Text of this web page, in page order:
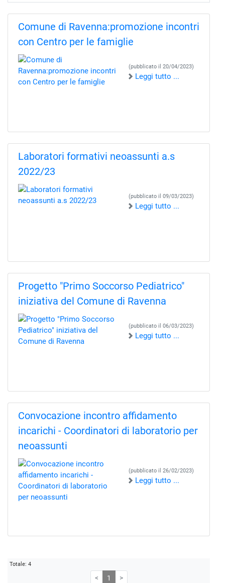
Comune di Ravenna:promozione incontri
con Centro per le famiglie
(pubblicato il 20/04/2023)
Leggi tutto ...
Laboratori formativi neoassunti a.s
2022/23
(pubblicato il 09/03/2023)
Leggi tutto ...
Progetto "Primo Soccorso Pediatrico"
iniziativa del Comune di Ravenna
(pubblicato il 06/03/2023)
Leggi tutto ...
Convocazione incontro affidamento
incarichi - Coordinatori di laboratorio per
neoassunti
(pubblicato il 26/02/2023)
Leggi tutto ...
Totale: 4
< 1 >